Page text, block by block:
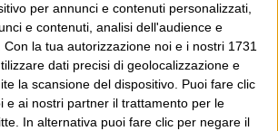
per annunci e contenuti personalizzati,
e contenuti, analisi dell'audience e
Con la tua autorizzazione noi e i nostri 1731
dati precisi di geolocalizzazione e
la scansione del dispositivo. Puoi fare clic
e ai nostri partner il trattamento per le
In alternativa puoi fare clic per negare il